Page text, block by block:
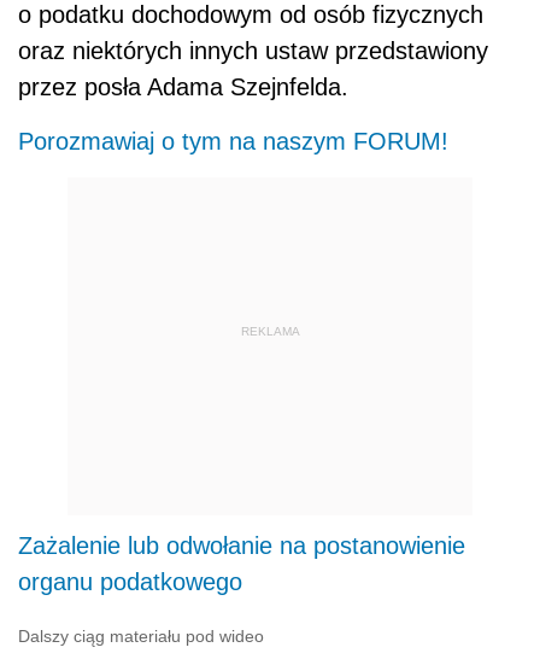
o podatku dochodowym od osób fizycznych
oraz niektórych innych ustaw przedstawiony
przez posła Adama Szejnfelda.
Porozmawiaj o tym na naszym FORUM!
REKLAMA
Zażalenie lub odwołanie na postanowienie
organu podatkowego
Dalszy ciąg materiału pod wideo